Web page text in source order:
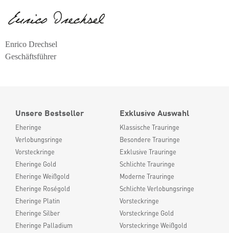
Enrico Drechsel
Geschäftsführer
Unsere Bestseller
Eheringe
Verlobungsringe
Vorsteckringe
Eheringe Gold
Eheringe Weißgold
Eheringe Roségold
Eheringe Platin
Eheringe Silber
Eheringe Palladium
Exklusive Auswahl
Klassische Trauringe
Besondere Trauringe
Exklusive Trauringe
Schlichte Trauringe
Moderne Trauringe
Schlichte Verlobungsringe
Vorsteckringe
Vorsteckringe Gold
Vorsteckringe Weißgold